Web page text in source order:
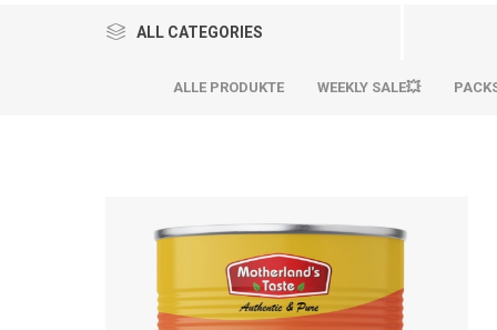
ALL CATEGORIES
ALLE PRODUKTE WEEKLY SALE💥